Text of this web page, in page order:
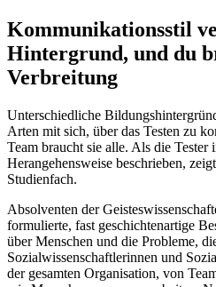
Kommunikationsstil
Hintergrund, und du
Verbreitung
Unterschiedliche
Arten mit sich, über das Testen zu
Team braucht sie alle. Als die Tester
Herangehensweise beschrieben,
Studienfach.
Absolventen der
formulierte, fast geschichtenartige
über Menschen und die Probleme,
Sozialwissenschaftlerinnen und
der gesamten Organisation, von